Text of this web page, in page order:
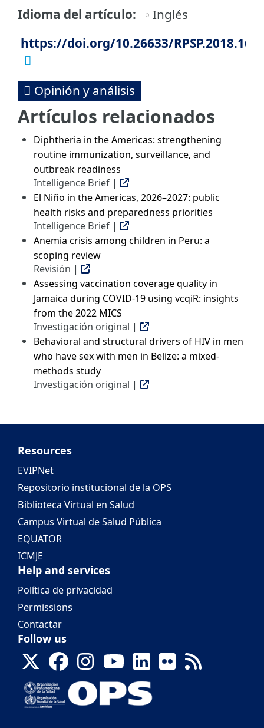
Idioma del artículo
Inglés
https://doi.org/10.26633/RPSP.2018.168
Opinión y análisis
Artículos relacionados
Diphtheria in the Americas: strengthening
routine immunization, surveillance, and
outbreak readiness
Intelligence Brief |
El Niño in the Americas, 2026–2027: public
health risks and preparedness priorities
Intelligence Brief |
Anemia crisis among children in Peru: a
scoping review
Revisión |
Assessing vaccination coverage quality in
Jamaica during COVID-19 using vcqiR: insights
from the 2022 MICS
Investigación original |
Behavioral and structural drivers of HIV in men
who have sex with men in Belize: a mixed-
methods study
Investigación original |
Resources
EVIPNet
Repositorio institucional de la OPS
Biblioteca Virtual en Salud
Campus Virtual de Salud Pública
EQUATOR
ICMJE
Help and services
Política de privacidad
Permissions
Contactar
Follow us